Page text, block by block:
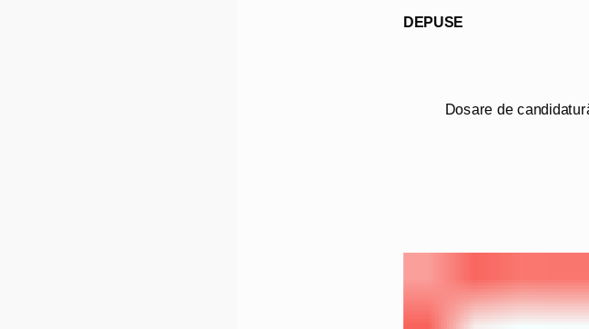
DEPUSE
Dosare de